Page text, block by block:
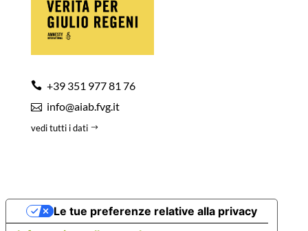
+39 351 977 81 76
info@aiab.fvg.it
vedi tutti i dati
Le tue preferenze relative alla privacy